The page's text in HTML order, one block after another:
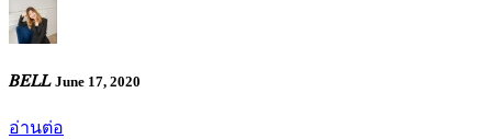
𝐵𝐸𝐿𝐿 June 17, 2020
อ่านต่อ